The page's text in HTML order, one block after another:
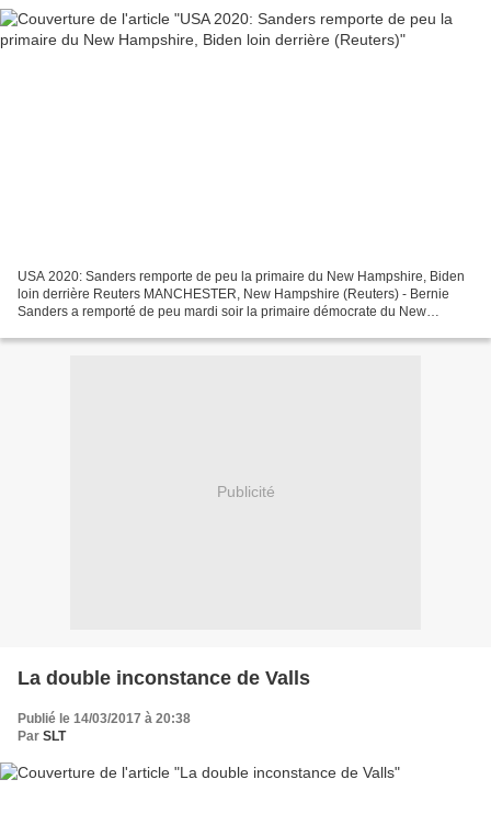
USA 2020: Sanders remporte de peu la primaire du New Hampshire, Biden
loin derrière Reuters MANCHESTER, New Hampshire (Reuters) - Bernie
Sanders a remporté de peu mardi soir la primaire démocrate du New
Publicité
La double inconstance de Valls
Publié le 14/03/2017 à 20:38
Par SLT